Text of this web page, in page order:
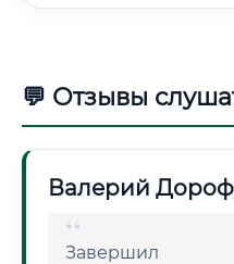
💬 Отзывы
Валерий
Завершил